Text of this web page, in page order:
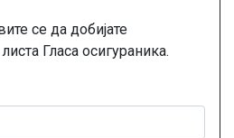
се да добијате
Гласа осигураника.